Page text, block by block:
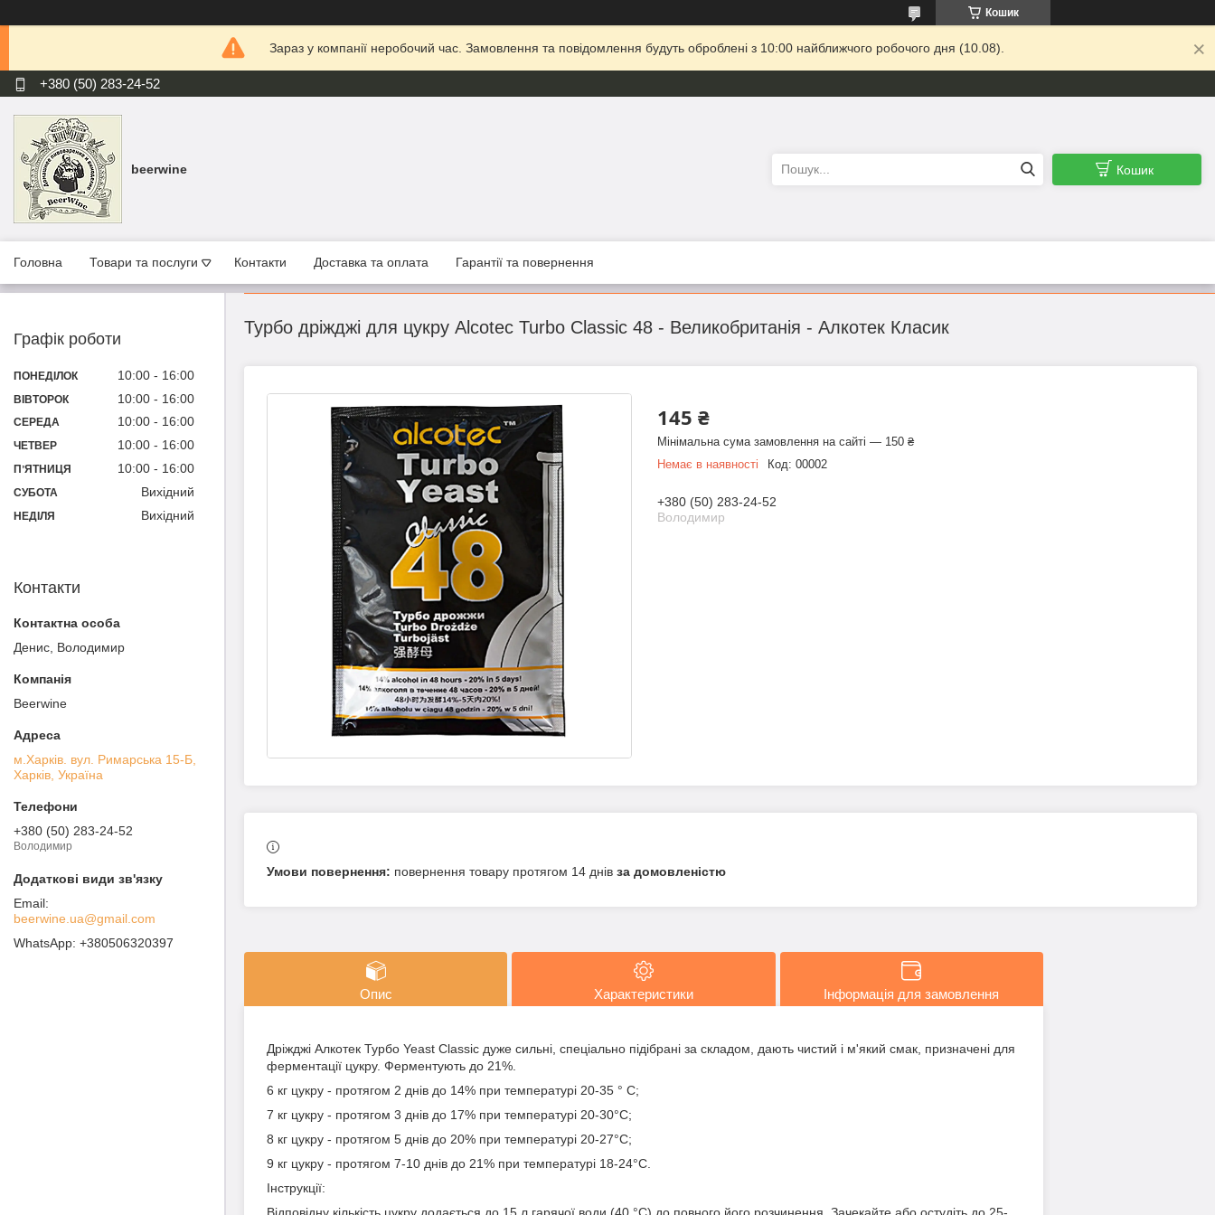
Кошик
Зараз у компанії неробочий час. Замовлення та повідомлення будуть оброблені з 10:00 найближчого робочого дня (10.08).
+380 (50) 283-24-52
beerwine Кошик
Головна Товари та послуги Контакти Доставка та оплата Гарантії та повернення
Турбо дріжджі для цукру Alcotec Turbo Classic 48 - Великобританія - Алкотек Класик
145 ₴
Мінімальна сума замовлення на сайті — 150 ₴
Немає в наявності
Код: 00002
+380 (50) 283-24-52
Володимир
повернення товару протягом 14 днів за домовленістю
Опис Характеристики Інформація для замовлення
Дріжджі Алкотек Турбо Yeast Classic дуже сильні, спеціально підібрані за складом, дають чистий і м'який смак, призначені для
ферментації цукру. Ферментують до 21%.
6 кг цукру - протягом 2 днів до 14% при температурі 20-35 ° С;
7 кг цукру - протягом 3 днів до 17% при температурі 20-30°С;
8 кг цукру - протягом 5 днів до 20% при температурі 20-27°С;
9 кг цукру - протягом 7-10 днів до 21% при температурі 18-24°С.
Інструкції:
Графік роботи
ПОНЕДІЛОК 10:00 16:00
ВІВТОРОК 10:00 16:00
СЕРЕДА 10:00 16:00
ЧЕТВЕР 10:00 16:00
ПʼЯТНИЦЯ 10:00 16:00
СУБОТА Вихідний
НЕДІЛЯ Вихідний
Контакти
Денис, Володимир
Beerwine
м.Харків. вул. Римарська 15-Б,
Харків, Україна
+380 (50) 283-24-52
Володимир
beerwine.ua@gmail.com
+380506320397